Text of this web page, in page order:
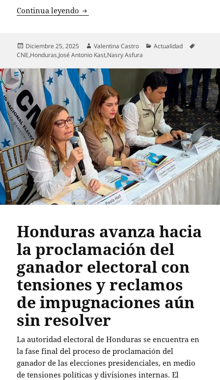
Continua leyendo Kast celebra elección de Nasry
Publicado
el
Diciembre 25, 2025 Autor
Valentina Castro Categorías
Actualidad
CNE,Honduras,José Antonio Kast,Nasry Asfura
Honduras avanza hacia
la proclamación del
ganador electoral con
tensiones y reclamos
de impugnaciones aún
sin resolver
La autoridad electoral de Honduras se encuentra en
la fase final del proceso de proclamación del
ganador de las elecciones presidenciales, en medio
de tensiones políticas y divisiones internas. El